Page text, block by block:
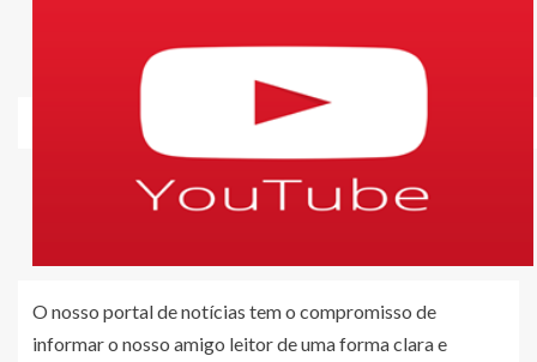
O nosso portal de notícias tem o compromisso de
informar o nosso amigo leitor de uma forma clara e